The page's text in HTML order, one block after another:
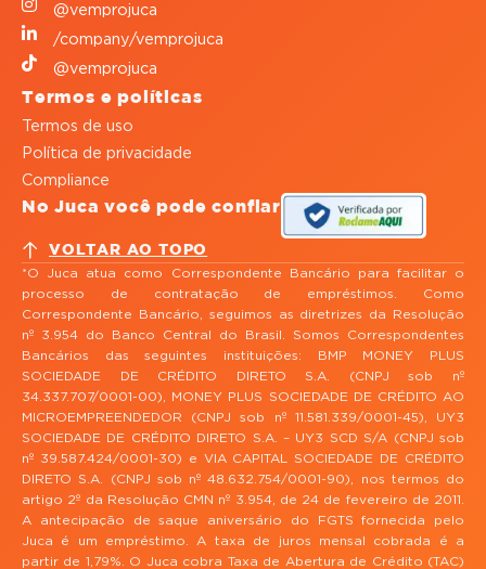
@vemprojuca
/company/vemprojuca
@vemprojuca
Termos e políticas
Termos de uso
Política de privacidade
Compliance
VOLTAR AO TOPO
No Juca você pode confiar
*O Juca atua como Correspondente Bancário para facilitar o
processo de contratação de empréstimos. Como
Correspondente Bancário, seguimos as diretrizes da Resolução
nº 3.954 do Banco Central do Brasil. Somos Correspondentes
Bancários das seguintes instituições: BMP MONEY PLUS
SOCIEDADE DE CRÉDITO DIRETO S.A. (CNPJ sob nº
34.337.707/0001-00), MONEY PLUS SOCIEDADE DE CRÉDITO AO
MICROEMPREENDEDOR (CNPJ sob nº 11.581.339/0001-45), UY3
SOCIEDADE DE CRÉDITO DIRETO S.A. – UY3 SCD S/A (CNPJ sob
nº 39.587.424/0001-30) e VIA CAPITAL SOCIEDADE DE CRÉDITO
DIRETO S.A. (CNPJ sob nº 48.632.754/0001-90), nos termos do
artigo 2º da Resolução CMN nº 3.954, de 24 de fevereiro de 2011.
A antecipação de saque aniversário do FGTS fornecida pelo
Juca é um empréstimo. A taxa de juros mensal cobrada é a
partir de 1,79%. O Juca cobra Taxa de Abertura de Crédito (TAC)